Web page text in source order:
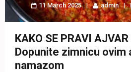
11 March 2025 admin
KAKO SE PRAVI
Dopunite zimnicu ovim
namazom